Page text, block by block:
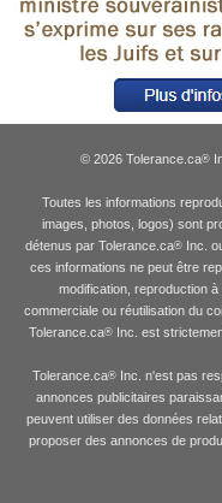
© 2026 Tolerance.ca®
Toutes les informations
images, photos, logos) sont
détenus par Tolerance.ca® Inc.
ces informations ne peut être
modification, reproduction
commerciale ou réutilisation du
Tolerance.ca® Inc. est
Tolerance.ca® Inc. n'est pas
annonces publicitaires
peuvent utiliser des données
proposer des annonces de